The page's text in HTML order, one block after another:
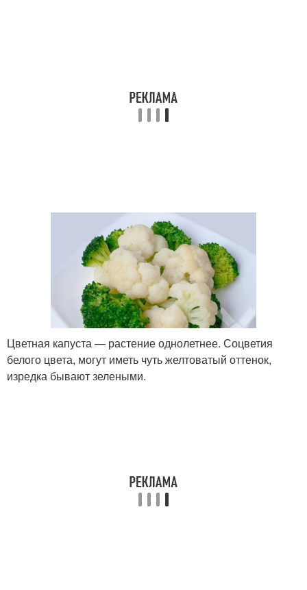
Цветная капуста — растение однолетнее. Соцветия
белого цвета, могут иметь чуть желтоватый оттенок,
изредка бывают зелеными.